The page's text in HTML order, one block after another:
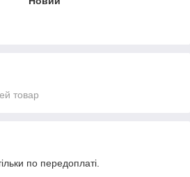
товар
по передоплаті.